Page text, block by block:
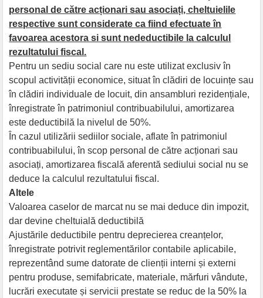
personal de către acționari sau asociați, cheltuielile
respective sunt considerate ca fiind efectuate în
favoarea acestora si sunt nedeductibile la calculul
rezultatului fiscal.
Pentru un sediu social care nu este utilizat exclusiv în
scopul activității economice, situat în clădiri de locuințe sau
în clădiri individuale de locuit, din ansambluri rezidențiale,
înregistrate în patrimoniul contribuabilului, amortizarea
este deductibilă la nivelul de 50%.
În cazul utilizării sediilor sociale, aflate în patrimoniul
contribuabilului, în scop personal de către acționari sau
asociați, amortizarea fiscală aferentă sediului social nu se
deduce la calculul rezultatului fiscal.
Altele
Valoarea caselor de marcat nu se mai deduce din impozit,
dar devine cheltuială deductibilă
Ajustările deductibile pentru deprecierea creanțelor,
înregistrate potrivit reglementărilor contabile aplicabile,
reprezentând sume datorate de clienții interni și externi
pentru produse, semifabricate, materiale, mărfuri vândute,
lucrări executate și servicii prestate se reduc de la 50% la